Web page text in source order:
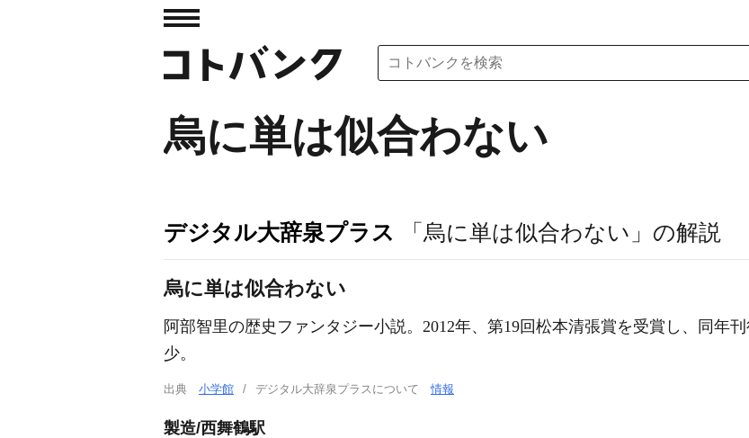
烏に単は似合わない
デジタル大辞泉プラス 「烏に単は似合わない」の解説
烏に単は似合わない
阿部智里の歴史ファンタジー小説。2012年、第19回松本清張賞を受賞し、同年
少。
出典 小学館 デジタル大辞泉プラスについて情報
製造/西舞鶴駅